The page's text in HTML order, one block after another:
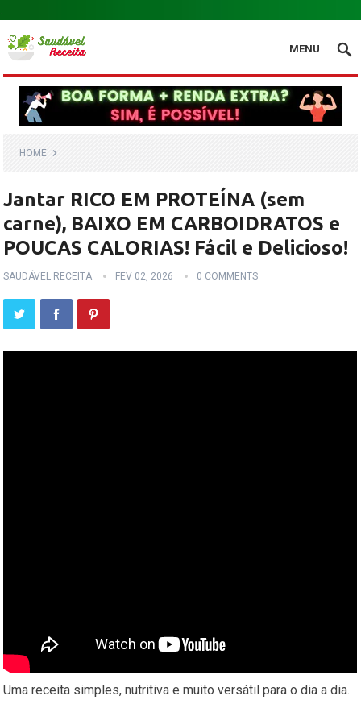
.
MENU
HOME
Jantar RICO EM PROTEÍNA (sem
carne), BAIXO EM CARBOIDRATOS e
POUCAS CALORIAS! Fácil e Delicioso!
SAUDÁVEL RECEITA FEV 02, 2026 0 COMMENTS
Uma receita simples, nutritiva e muito versátil para o dia a dia.